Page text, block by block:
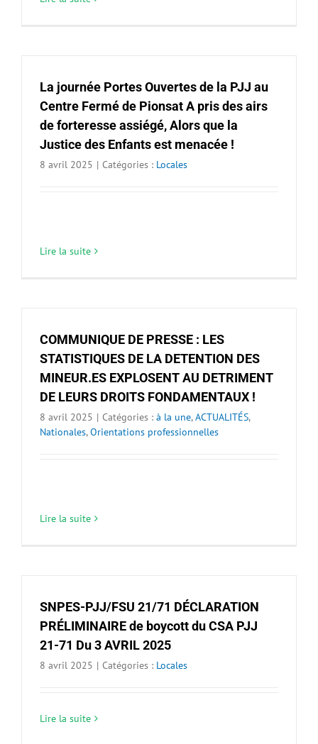
La journée Portes Ouvertes de la PJJ au
Centre Fermé de Pionsat A pris des airs
de forteresse assiégé, Alors que la
Justice des Enfants est menacée !
8 avril 2025 | Catégories : Locales
Lire la suite
COMMUNIQUE DE PRESSE : LES
STATISTIQUES DE LA DETENTION DES
MINEUR.ES EXPLOSENT AU DETRIMENT
DE LEURS DROITS FONDAMENTAUX !
8 avril 2025 | Catégories : à la une,ACTUALITÉS,
Nationales,Orientations professionnelles
Lire la suite
SNPES-PJJ/FSU 21/71 DÉCLARATION
PRÉLIMINAIRE de boycott du CSA PJJ
21-71 Du 3 AVRIL 2025
8 avril 2025 | Catégories : Locales
Lire la suite